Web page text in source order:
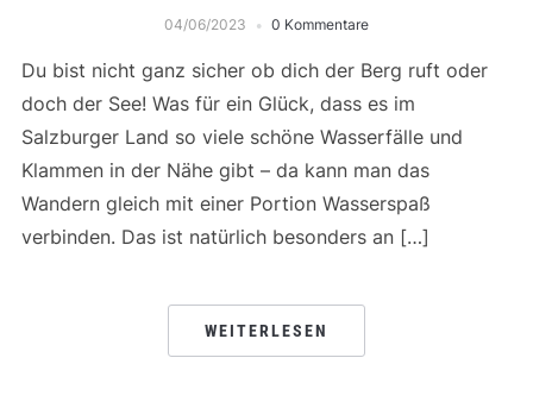
04/06/2023 0 Kommentare
Du bist nicht ganz sicher ob dich der Berg ruft oder
doch der See! Was für ein Glück, dass es im
Salzburger Land so viele schöne Wasserfälle und
Klammen in der Nähe gibt – da kann man das
Wandern gleich mit einer Portion Wasserspaß
verbinden. Das ist natürlich besonders an […]
WEITERLESEN